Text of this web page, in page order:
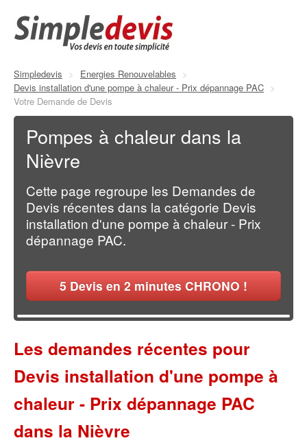
Simpledevis > Energies Renouvelables
>
Devis installation d'une pompe à chaleur - Prix dépannage PAC >
Votre Demande de Devis
Pompes à chaleur dans la
Nièvre
Cette page regroupe les Demandes de
Devis récentes dans la catégorie Devis
installation d'une pompe à chaleur - Prix
dépannage PAC.
5 Devis en 2 minutes CHRONO !
Les demandes récentes pour
Devis installation d'une pompe à
chaleur - Prix dépannage PAC
dans la Nièvre